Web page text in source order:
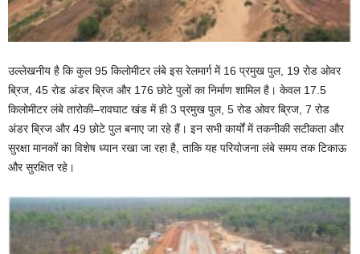
उल्लेखनीय है कि कुल 95 किलोमीटर लंबे इस रेलमार्ग में 16 प्रमुख पुल, 19 रोड ओवर
ब्रिज, 45 रोड अंडर ब्रिज और 176 छोटे पुलों का निर्माण शामिल है। केवल 17.5
किलोमीटर लंबे तारोकी–रावघाट खंड में ही 3 प्रमुख पुल, 5 रोड ओवर ब्रिज, 7 रोड
अंडर ब्रिज और 49 छोटे पुल बनाए जा रहे हैं। इन सभी कार्यों में तकनीकी सटीकता और
सुरक्षा मानकों का विशेष ध्यान रखा जा रहा है, ताकि यह परियोजना लंबे समय तक टिकाऊ
और सुरक्षित रहे।